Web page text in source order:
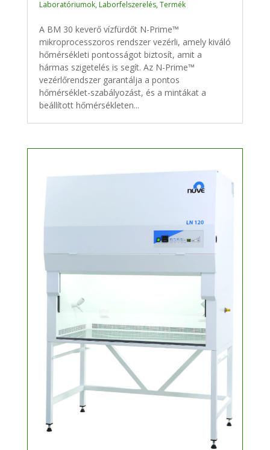
Laboratóriumok, Laborfelszerelés,Termék
A BM 30 keverő vízfürdőt N-Prime™
mikroprocesszoros rendszer vezérli, amely kiváló
hőmérsékleti pontosságot biztosít, amit a
hármas szigetelés is segít. Az N-Prime™
vezérlőrendszer garantálja a pontos
hőmérséklet-szabályozást, és a mintákat a
beállított hőmérsékleten...